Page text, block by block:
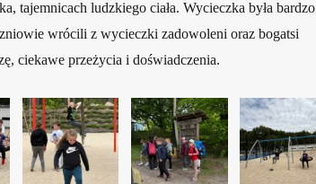
tajemnicach ludzkiego ciała. Wycieczka była bardzo
wrócili z wycieczki zadowoleni oraz bogatsi
ciekawe przeżycia i doświadczenia.